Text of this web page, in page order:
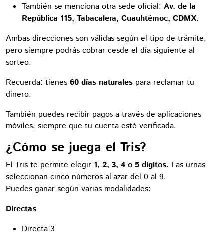
También se menciona otra sede oficial: Av. de la
República 115, Tabacalera, Cuauhtémoc, CDMX.
Ambas direcciones son válidas según el tipo de trámite,
pero siempre podrás cobrar desde el día siguiente al
sorteo.
Recuerda: tienes 60 días naturales para reclamar tu
dinero.
También puedes recibir pagos a través de aplicaciones
móviles, siempre que tu cuenta esté verificada.
¿Cómo se juega el Tris?
El Tris te permite elegir 1, 2, 3, 4 o 5 dígitos. Las urnas
seleccionan cinco números al azar del 0 al 9.
Puedes ganar según varias modalidades:
Directas
Directa 3